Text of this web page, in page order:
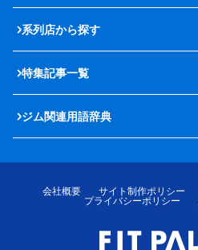
系列店から探す
特集記事一覧
ジム関連用語辞典
会社概要 サイト制作ポリシー
プライバシーポリシー